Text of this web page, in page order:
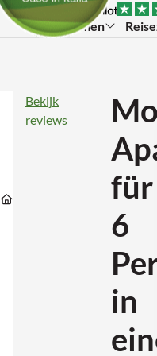
Themen
Unterkünfte
Unterkünfte
Cardedu
Modernes
Apartment
für
Personen
einem
Ferienpark
in
(IT2262-
Nr.
Bekijk
reviews
für
6
in